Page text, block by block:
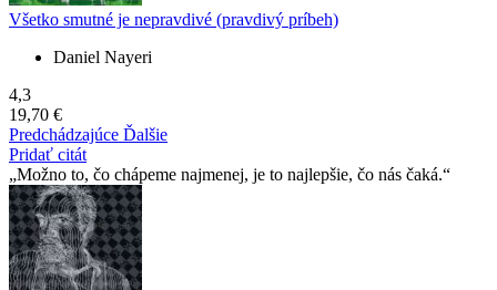
Všetko smutné je nepravdivé (pravdivý príbeh)
Daniel Nayeri
4,3
19,70 €
Predchádzajúce Ďalšie
Pridať citát
Možno to, čo chápeme najmenej, je to najlepšie, čo nás čaká.